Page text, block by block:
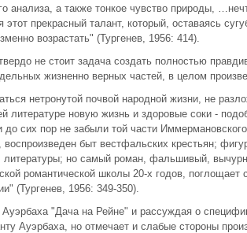
анализа, а также тонкое чувство природы,
этот прекрасный талант, который, оставаясь
возрастать" (Тургенев, 1956: 414).
не стоит задача создать полностью
жизненно верных частей, в целом
нетронутой почвой народной жизни, не
литературе новую жизнь и здоровые соки -
до сих пор не забыли той части
воспроизведен быт вестфальских крестьян;
литературы; но самый роман, фальшивый,
романтической школы 20-х годов,
(Тургенев, 1956: 349-350).
"Дача на Рейне" и рассуждая о
Ауэрбаха, но отмечает и слабые стороны